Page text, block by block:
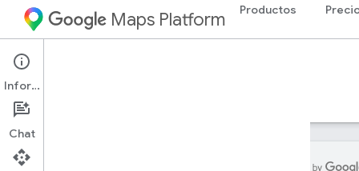
Maps Platform Productos
Web Services
Guías
Información
Chat